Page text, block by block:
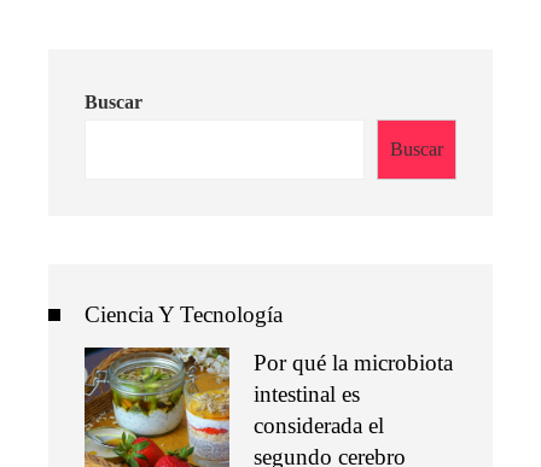
Buscar
Buscar
Ciencia Y Tecnología
Por qué la microbiota
intestinal es
considerada el
segundo cerebro